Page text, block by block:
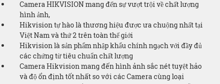
Camera HIKVISION mang đến sự vượt trội về chất lượng
hình ảnh,
Hikvision tự hào là thương hiệu được ưa chuộng nhất tại
Việt Nam và thứ 2 trên toàn thế giới
Hikvision là sản phẩm nhập khẩu chính ngạch với đầy đủ
các chứng từ tiêu chuẩn chất lượng
Camera Hikvision mang đến hình ảnh sắc nét tuyệt hảo
và độ ổn định tốt nhất so với các Camera cùng loại